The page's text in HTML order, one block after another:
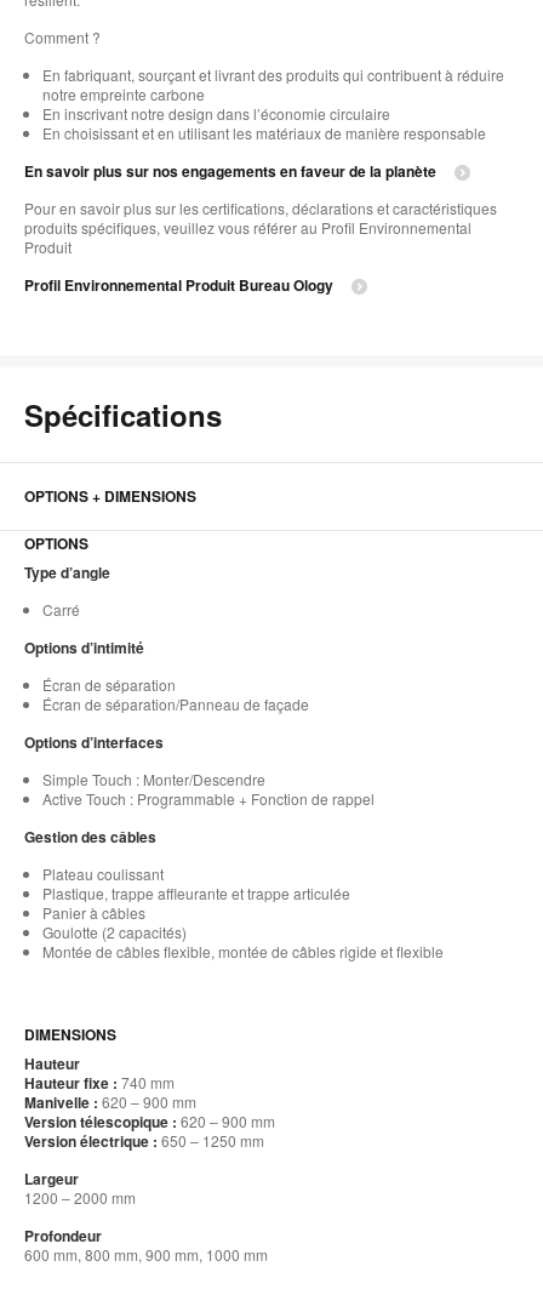
Comment ?​
En fabriquant, sourçant et livrant des produits qui contribuent à réduire
notre empreinte carbone
En inscrivant notre design dans l’économie circulaire​
En choisissant et en utilisant les matériaux de manière responsable
En savoir plus sur nos engagements en faveur de la planète
Pour en savoir plus sur les certifications, déclarations et caractéristiques
produits spécifiques, veuillez vous référer au Profil Environnemental
Produit
Profil Environnemental Produit Bureau Ology
Spécifications
OPTIONS + DIMENSIONS
OPTIONS
Type d’angle
Carré
Options d’intimité
Écran de séparation
Écran de séparation/Panneau de façade
Options d’interfaces
Simple Touch : Monter/Descendre
Active Touch : Programmable + Fonction de rappel
Gestion des câbles
Plateau coulissant
Plastique, trappe affleurante et trappe articulée
Panier à câbles
Goulotte (2 capacités)
Montée de câbles flexible, montée de câbles rigide et flexible
DIMENSIONS
Hauteur
Hauteur fixe : 740 mm
Manivelle : 620 – 900 mm
Version télescopique : 620 – 900 mm
Version électrique : 650 – 1250 mm
Largeur
1200 – 2000 mm
Profondeur
600 mm, 800 mm, 900 mm, 1000 mm